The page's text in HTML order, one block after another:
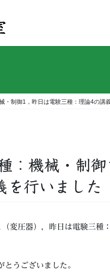
・制御1，昨日は電験三種：理論4の講
：機械・制
を行いました
変圧器），昨日は電験三種
うございました。